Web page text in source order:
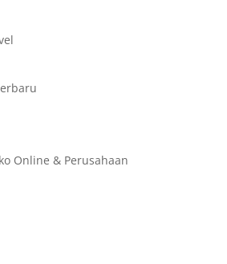
Online & Perusahaan